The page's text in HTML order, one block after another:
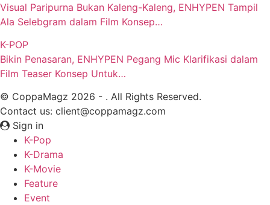
Visual Paripurna Bukan Kaleng-Kaleng, ENHYPEN Tampil
Ala Selebgram dalam Film Konsep…
K-POP
Bikin Penasaran, ENHYPEN Pegang Mic Klarifikasi dalam
Film Teaser Konsep Untuk…
© CoppaMagz 2026 - . All Rights Reserved.
Contact us: client@coppamagz.com
Sign in
K-Pop
K-Drama
K-Movie
Feature
Event